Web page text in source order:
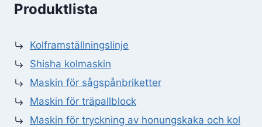
Produktlista
Kolframställningslinje
Shisha kolmaskin
Maskin för sågspånbriketter
Maskin för träpallblock
Maskin för tryckning av honungskaka och kol